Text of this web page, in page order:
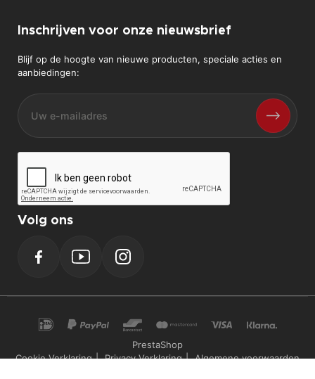
Inschrijven voor onze nieuwsbrief
Blijf op de hoogte van nieuwe producten, speciale acties en
aanbiedingen:
Volg ons
PrestaShop
Cookie Verklaring
Privacy Verklaring
Algemene voorwaarden